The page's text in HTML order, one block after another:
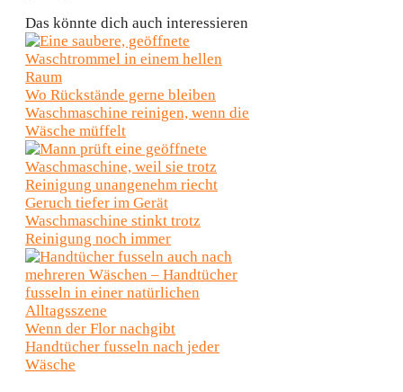
Das könnte dich auch interessieren
Wo Rückstände gerne bleiben
Waschmaschine reinigen, wenn die
Wäsche müffelt
Geruch tiefer im Gerät
Waschmaschine stinkt trotz
Reinigung noch immer
Wenn der Flor nachgibt
Handtücher fusseln nach jeder
Wäsche